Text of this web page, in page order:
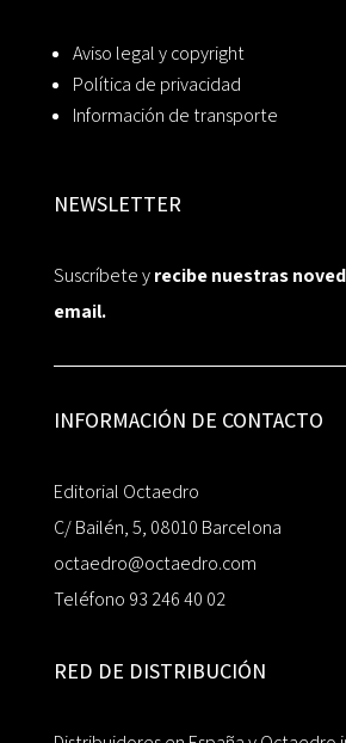
Aviso legal y copyright
Política de privacidad
Información de transporte
NEWSLETTER
Suscríbete yrecibe nuestras
email.
INFORMACIÓN DE CONTACTO
Editorial Octaedro
C/ Bailén, 5, 08010 Barcelona
octaedro@octaedro.com
Teléfono 93 246 40 02
RED DE DISTRIBUCIÓN